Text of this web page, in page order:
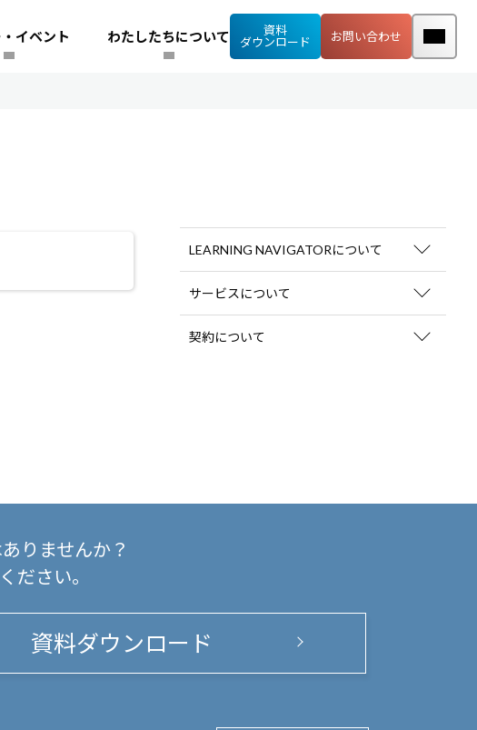
イベント わたしたちについて
資料
ダウンロード
お問い合わせ
LEARNING NAVIGATORについて
ログインID・パスワード
サービスについて
会場型研修
モバイルラーニング
アセスメントサービス
契約について
りませんか？
ださい。
資料ダウンロード